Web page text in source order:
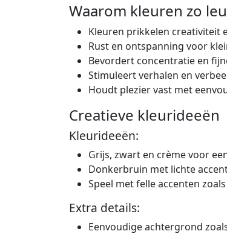
Waarom kleuren zo
Kleuren prikkelen creativiteit
Rust en ontspanning voor
Bevordert concentratie en
Stimuleert verhalen en
Houdt plezier vast met
Creatieve kleurideeën
Kleurideeën:
Grijs, zwart en crème voor
Donkerbruin met lichte
Speel met felle accenten
Extra details:
Eenvoudige achtergrond